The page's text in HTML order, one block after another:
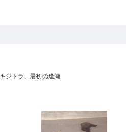
ジトラ、最初の逢瀬